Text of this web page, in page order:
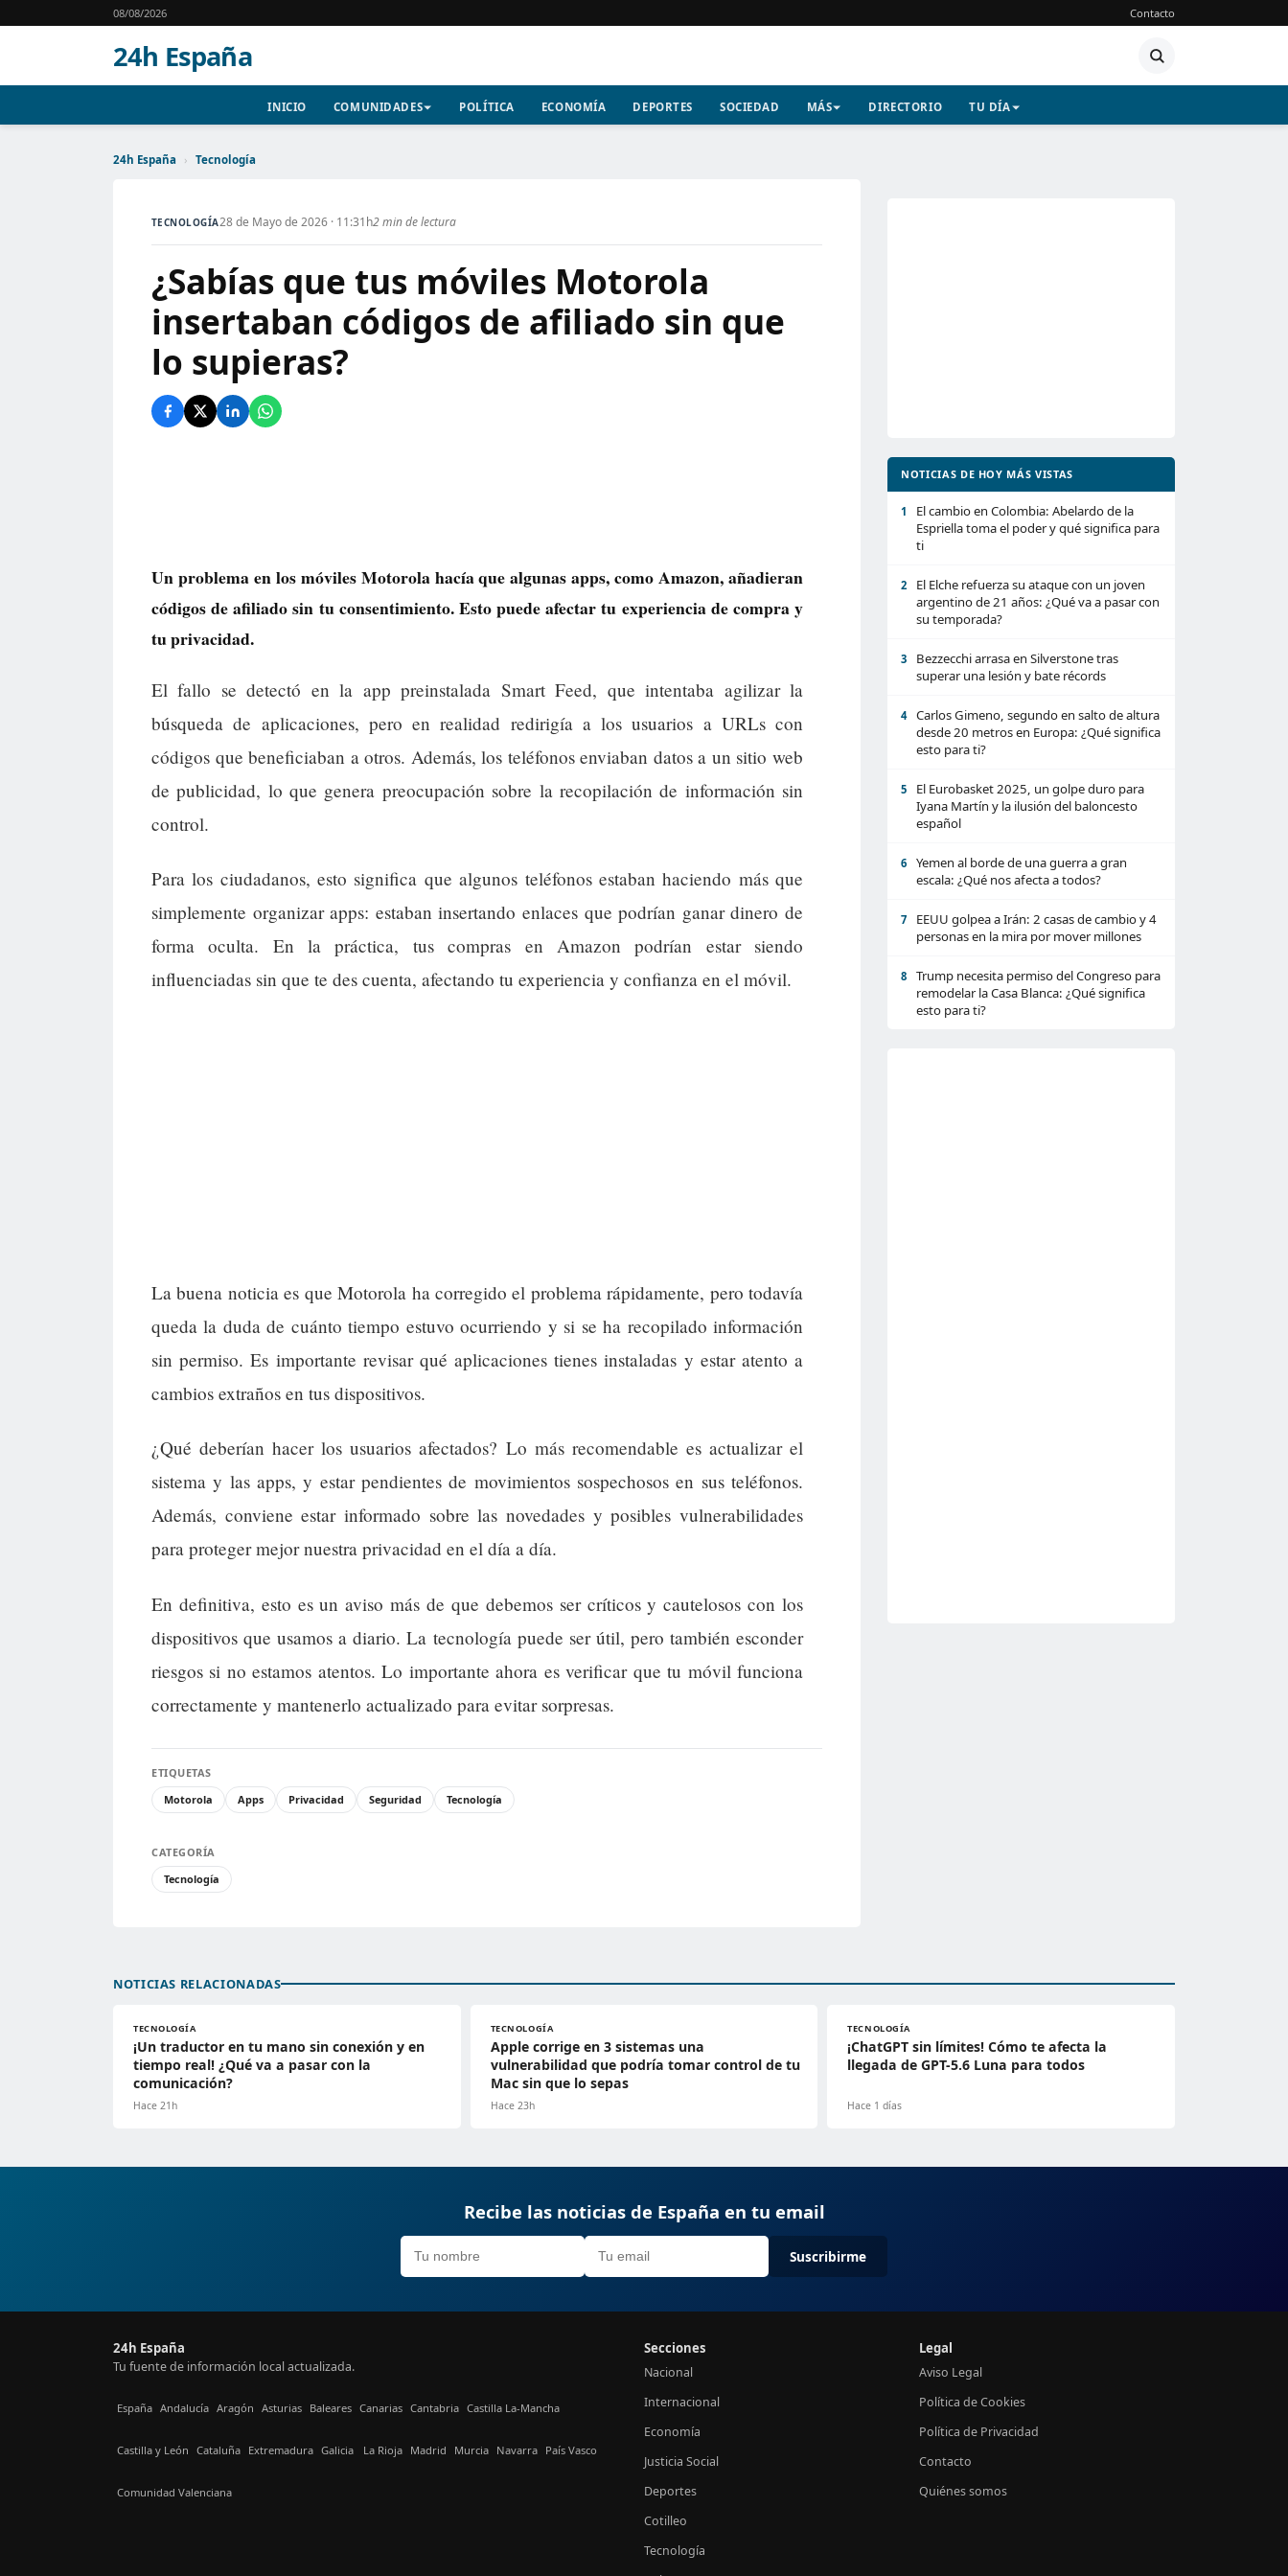
08/08/2026 Contacto
24h España
INICIO COMUNIDADES POLÍTICA ECONOMÍA DEPORTES SOCIEDAD MÁS DIRECTORIO TU DÍA
24h España › Tecnología
TECNOLOGÍA28 de Mayo de 2026 · 11:31h2 min de lectura
¿Sabías que tus móviles Motorola
insertaban códigos de afiliado sin que
lo supieras?
Un problema en los móviles Motorola hacía que algunas apps, como Amazon, añadieran
códigos de afiliado sin tu consentimiento. Esto puede afectar tu experiencia de compra y
tu privacidad.
El fallo se detectó en la app preinstalada Smart Feed, que intentaba agilizar la
búsqueda de aplicaciones, pero en realidad redirigía a los usuarios a URLs con
códigos que beneficiaban a otros. Además, los teléfonos enviaban datos a un sitio web
de publicidad, lo que genera preocupación sobre la recopilación de información sin
control.
Para los ciudadanos, esto significa que algunos teléfonos estaban haciendo más que
simplemente organizar apps: estaban insertando enlaces que podrían ganar dinero de
forma oculta. En la práctica, tus compras en Amazon podrían estar siendo
influenciadas sin que te des cuenta, afectando tu experiencia y confianza en el móvil.
La buena noticia es que Motorola ha corregido el problema rápidamente, pero todavía
queda la duda de cuánto tiempo estuvo ocurriendo y si se ha recopilado información
sin permiso. Es importante revisar qué aplicaciones tienes instaladas y estar atento a
cambios extraños en tus dispositivos.
¿Qué deberían hacer los usuarios afectados? Lo más recomendable es actualizar el
sistema y las apps, y estar pendientes de movimientos sospechosos en sus teléfonos.
Además, conviene estar informado sobre las novedades y posibles vulnerabilidades
para proteger mejor nuestra privacidad en el día a día.
En definitiva, esto es un aviso más de que debemos ser críticos y cautelosos con los
dispositivos que usamos a diario. La tecnología puede ser útil, pero también esconder
riesgos si no estamos atentos. Lo importante ahora es verificar que tu móvil funciona
correctamente y mantenerlo actualizado para evitar sorpresas.
ETIQUETAS
Motorola
Apps Privacidad Seguridad Tecnología
CATEGORÍA
Tecnología
NOTICIAS DE HOY MÁS VISTAS
1
El cambio en Colombia: Abelardo de la
Espriella toma el poder y qué significa para
ti
2
El Elche refuerza su ataque con un joven
argentino de 21 años: ¿Qué va a pasar con
su temporada?
3
Bezzecchi arrasa en Silverstone tras
superar una lesión y bate récords
4
Carlos Gimeno, segundo en salto de altura
desde 20 metros en Europa: ¿Qué significa
esto para ti?
5
El Eurobasket 2025, un golpe duro para
Iyana Martín y la ilusión del baloncesto
español
6
Yemen al borde de una guerra a gran
escala: ¿Qué nos afecta a todos?
7
EEUU golpea a Irán: 2 casas de cambio y 4
personas en la mira por mover millones
8
Trump necesita permiso del Congreso para
remodelar la Casa Blanca: ¿Qué significa
esto para ti?
NOTICIAS RELACIONADAS
TECNOLOGÍA
¡Un traductor en tu mano sin conexión y en
tiempo real! ¿Qué va a pasar con la
comunicación?
Hace 21h
TECNOLOGÍA
Apple corrige en 3 sistemas una
vulnerabilidad que podría tomar control de tu
Mac sin que lo sepas
Hace 23h
TECNOLOGÍA
¡ChatGPT sin límites! Cómo te afecta la
llegada de GPT-5.6 Luna para todos
Hace 1 días
Recibe las noticias de España en tu email
Suscribirme
24h España
Tu fuente de información local actualizada.
España Andalucía Aragón Asturias Baleares Canarias Cantabria Castilla La-Mancha
Castilla y León Cataluña Extremadura Galicia La Rioja Madrid Murcia Navarra País Vasco
Comunidad Valenciana
Secciones
Nacional
Internacional
Economía
Justicia Social
Deportes
Cotilleo
Tecnología
Legal
Aviso Legal
Política de Cookies
Política de Privacidad
Contacto
Quiénes somos